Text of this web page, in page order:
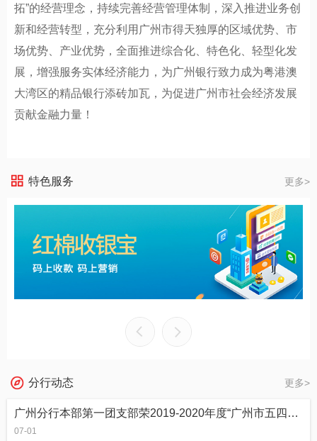
拓”的经营理念，持续完善经营管理体制，深入推进业务创
新和经营转型，充分利用广州市得天独厚的区域优势、市
场优势、产业优势，全面推进综合化、特色化、轻型化发
展，增强服务实体经济能力，为广州银行致力成为粤港澳
大湾区的精品银行添砖加瓦，为促进广州市社会经济发展
贡献金融力量！
特色服务 更多>
分行动态 更多>
广州分行本部第一团支部荣2019-2020年度“广州市五四红旗团支部”称号
07-01